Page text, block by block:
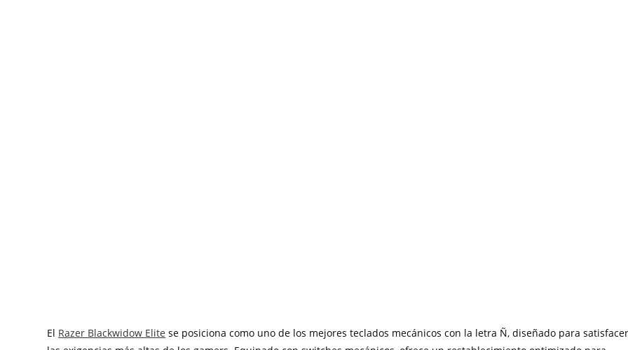
El Razer Blackwidow Elite se posiciona como uno de los mejores teclados mecánicos con la letra Ñ, diseñado para satisfacer